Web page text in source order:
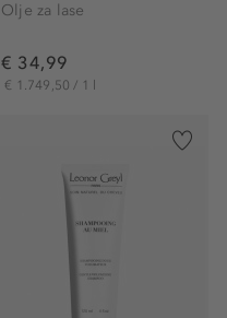
Olje za lase
€ 34,99
€ 1.749,50 / 1 l